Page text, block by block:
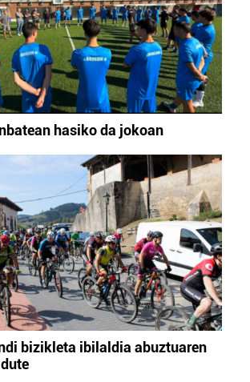
hasiko da jokoan
bizikleta ibilaldia abuztuaren